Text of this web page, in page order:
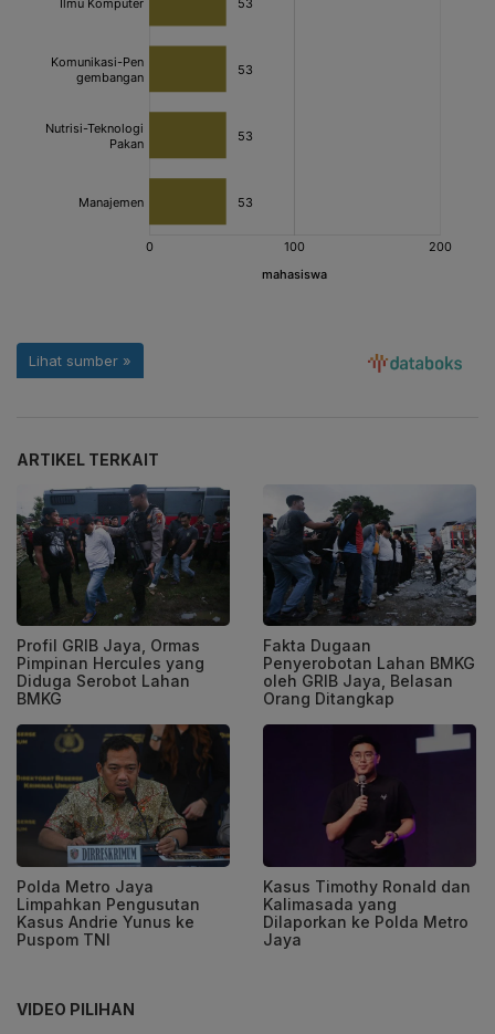
ARTIKEL TERKAIT
Profil GRIB Jaya, Ormas
Pimpinan Hercules yang
Diduga Serobot Lahan
BMKG
Fakta Dugaan
Penyerobotan Lahan BMKG
oleh GRIB Jaya, Belasan
Orang Ditangkap
Polda Metro Jaya
Limpahkan Pengusutan
Kasus Andrie Yunus ke
Puspom TNI
Kasus Timothy Ronald dan
Kalimasada yang
Dilaporkan ke Polda Metro
Jaya
VIDEO PILIHAN